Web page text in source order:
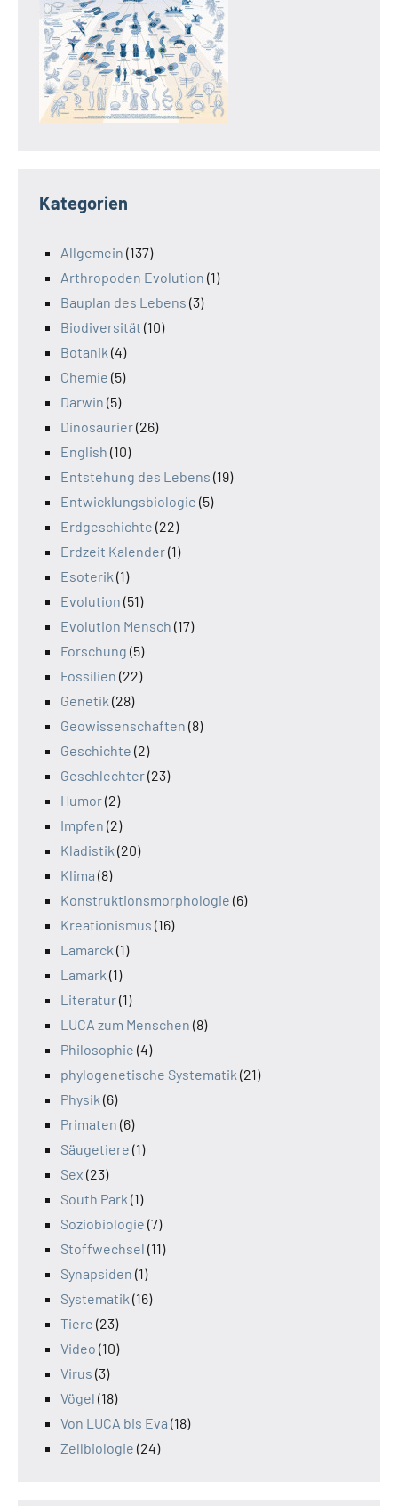
Kategorien
Allgemein (137)
Arthropoden Evolution (1)
Bauplan des Lebens (3)
Biodiversität (10)
Botanik (4)
Chemie (5)
Darwin (5)
Dinosaurier(26)
English (10)
Entstehung des Lebens (19)
Entwicklungsbiologie (5)
Erdgeschichte (22)
Erdzeit Kalender(1)
Esoterik (1)
Evolution (51)
Evolution Mensch (17)
Forschung (5)
Fossilien (22)
Genetik (28)
Geowissenschaften (8)
Geschichte (2)
Geschlechter(23)
Humor(2)
Impfen (2)
Kladistik (20)
Klima (8)
Konstruktionsmorphologie (6)
Kreationismus (16)
Lamarck (1)
Lamark (1)
Literatur(1)
LUCA zum Menschen (8)
Philosophie (4)
phylogenetische Systematik (21)
Physik (6)
Primaten (6)
Säugetiere (1)
Sex (23)
South Park (1)
Soziobiologie (7)
Stoffwechsel (11)
Synapsiden (1)
Systematik (16)
Tiere (23)
Video (10)
Virus (3)
Vögel (18)
Von LUCA bis Eva (18)
Zellbiologie (24)